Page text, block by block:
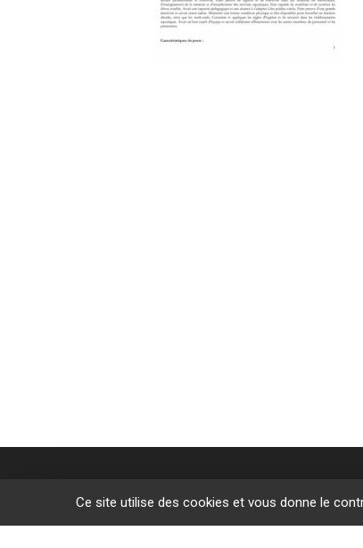
Des
Ce site utilise des cookies et vous donne le